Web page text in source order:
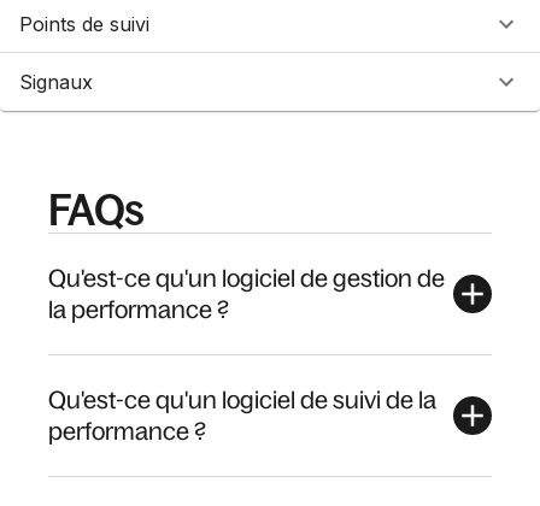
Points de suivi
Signaux
FAQs
Qu'est-ce qu'un logiciel de gestion de
la performance ?
Qu'est-ce qu'un logiciel de suivi de la
performance ?